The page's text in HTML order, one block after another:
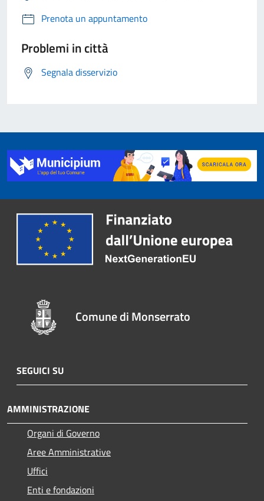
Prenota un appuntamento
Problemi in città
Segnala disservizio
Comune di Monserrato
SEGUICI SU
AMMINISTRAZIONE
Organi di Governo
Aree Amministrative
Uffici
Enti e fondazioni